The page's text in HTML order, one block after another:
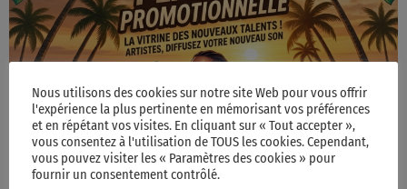
MUSIC
Playlist Promotionnelle
14:00 - 15:00
Nous utilisons des cookies sur notre site Web pour vous offrir
l'expérience la plus pertinente en mémorisant vos préférences
et en répétant vos visites. En cliquant sur « Tout accepter »,
vous consentez à l'utilisation de TOUS les cookies. Cependant,
vous pouvez visiter les « Paramètres des cookies » pour
fournir un consentement contrôlé.